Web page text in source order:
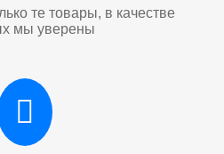
те товары, в качестве
мы уверены